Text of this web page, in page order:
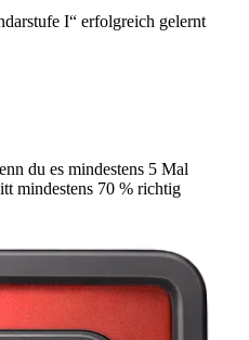
I“ erfolgreich gelernt
du es mindestens 5 Mal
mindestens 70 % richtig